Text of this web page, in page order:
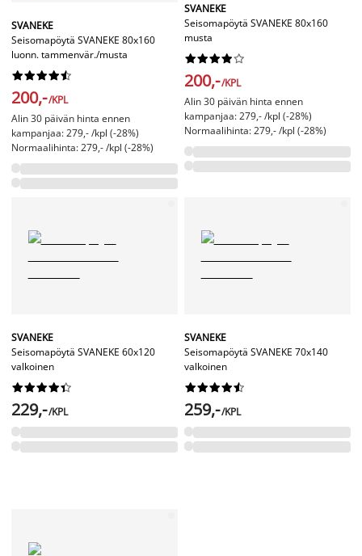
SVANEKE
Seisomapöytä SVANEKE 80x160
luonn. tammenvär./musta






200,-/KPL
Alin 30 päivän hinta ennen
kampanjaa: 279,- /kpl (-28%)
Normaalihinta: 279,- /kpl (-28%)
SVANEKE
Seisomapöytä SVANEKE 80x160
musta






200,-/KPL
Alin 30 päivän hinta ennen
kampanjaa: 279,- /kpl (-28%)
Normaalihinta: 279,- /kpl (-28%)
SVANEKE
Seisomapöytä SVANEKE 60x120
valkoinen






229,-/KPL
SVANEKE
Seisomapöytä SVANEKE 70x140
valkoinen






259,-/KPL